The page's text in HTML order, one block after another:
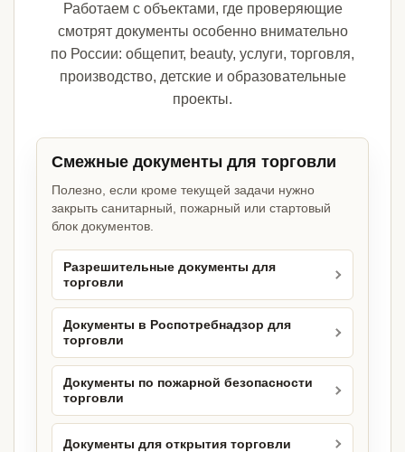
Работаем с объектами, где проверяющие
смотрят документы особенно внимательно
по России: общепит, beauty, услуги, торговля,
производство, детские и образовательные
проекты.
Смежные документы для торговли
Полезно, если кроме текущей задачи нужно
закрыть санитарный, пожарный или стартовый
блок документов.
Разрешительные документы для
торговли
Документы в Роспотребнадзор для
торговли
Документы по пожарной безопасности
торговли
Документы для открытия торговли